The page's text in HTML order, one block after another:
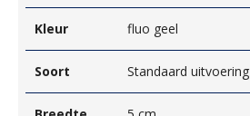
Kleur fluo geel
Soort Standaard uitvoering